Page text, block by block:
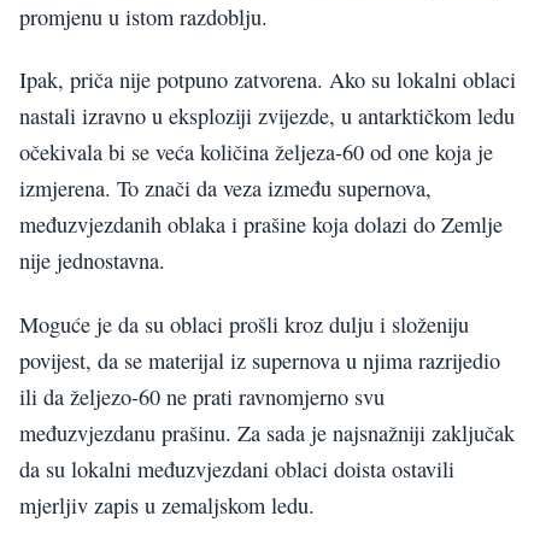
promjenu u istom razdoblju.
Ipak, priča nije potpuno zatvorena. Ako su lokalni oblaci
nastali izravno u eksploziji zvijezde, u antarktičkom ledu
očekivala bi se veća količina željeza-60 od one koja je
izmjerena. To znači da veza između supernova,
međuzvjezdanih oblaka i prašine koja dolazi do Zemlje
nije jednostavna.
Moguće je da su oblaci prošli kroz dulju i složeniju
povijest, da se materijal iz supernova u njima razrijedio
ili da željezo-60 ne prati ravnomjerno svu
međuzvjezdanu prašinu. Za sada je najsnažniji zaključak
da su lokalni međuzvjezdani oblaci doista ostavili
mjerljiv zapis u zemaljskom ledu.